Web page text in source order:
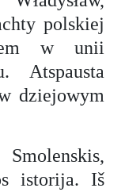
polskiej
w unii
Atspausta
dziejowym
istorija. Iš